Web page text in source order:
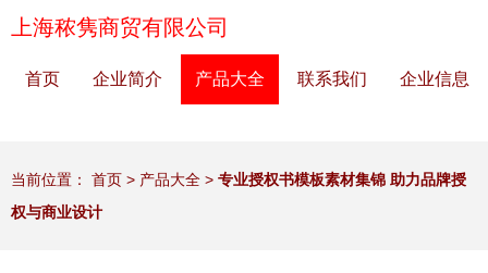
上海秾隽商贸有限公司
首页 企业简介 产品大全 联系我们 企业信息
当前位置： 首页 > 产品大全 > 专业授权书模板素材集锦 助力品牌授
权与商业设计